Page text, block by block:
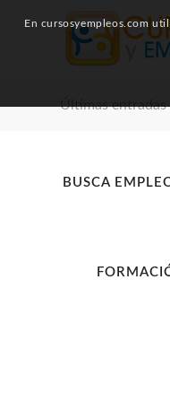
Últimas entradas
BUSCA
En cursosyempleos.com